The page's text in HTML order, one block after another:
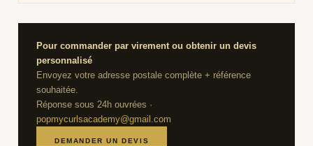
Pour commander par virement ou obtenir un devis
personnalisé
Envoyez votre adresse postale complète + référence
souhaitée.
Réponse sous 24h ouvrées ·
popmycurlsacademy@gmail.com
DEMANDER UN DEVIS